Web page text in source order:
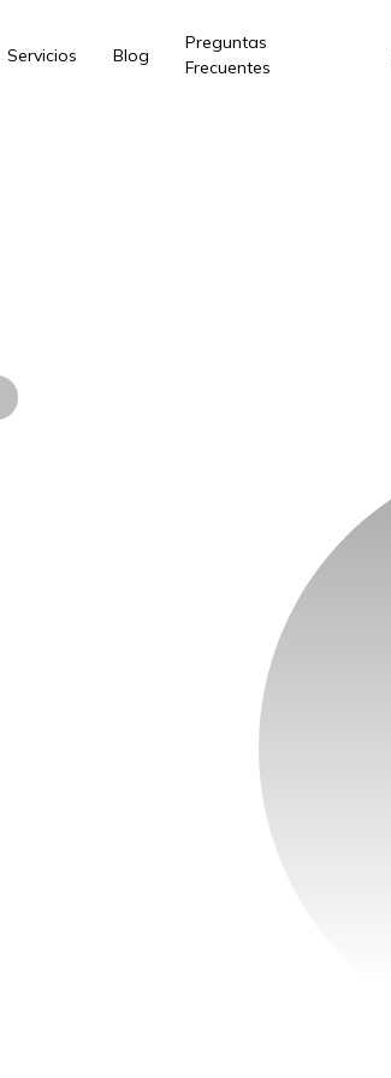
Servicios Blog
Preguntas
Frecuentes